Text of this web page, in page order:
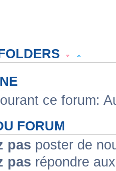
Sujet lu fermé dans lequel j'ai posté
lu fermé Sujet non lu fermé dans
ce forum:
FORUM
pas poster de
pas répondre